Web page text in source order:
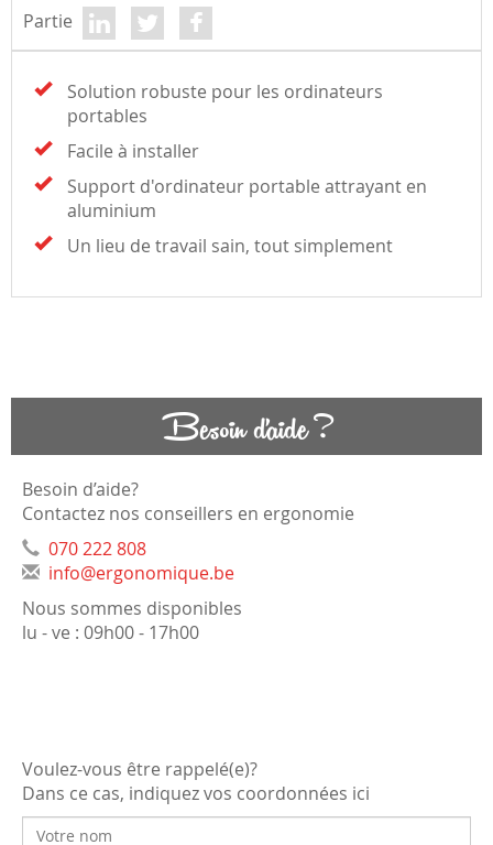
Partie
Solution robuste pour les ordinateurs
portables
Facile à installer
Support d'ordinateur portable attrayant en
aluminium
Un lieu de travail sain, tout simplement
Besoin d'aide ?
Besoin d’aide?
Contactez nos conseillers en ergonomie
070 222 808
info@ergonomique.be
Nous sommes disponibles
lu - ve : 09h00 - 17h00
Voulez-vous être rappelé(e)?
Dans ce cas, indiquez vos coordonnées ici